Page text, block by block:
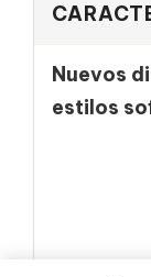
Nuevos
estilos